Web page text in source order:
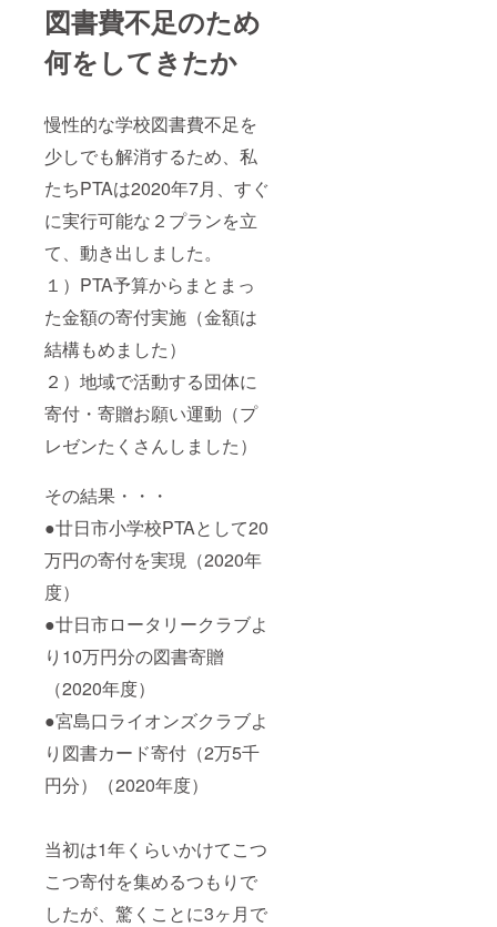
図書費不足のため
何をしてきたか
慢性的な学校図書費不足を
少しでも解消するため、私
たちPTAは2020年7月、すぐ
に実行可能な２プランを立
て、動き出しました。
１）PTA予算からまとまっ
た金額の寄付実施（金額は
結構もめました）
２）地域で活動する団体に
寄付・寄贈お願い運動（プ
レゼンたくさんしました）
その結果・・・
●廿日市小学校PTAとして20
万円の寄付を実現（2020年
度）
●廿日市ロータリークラブよ
り10万円分の図書寄贈
（2020年度）
●宮島口ライオンズクラブよ
り図書カード寄付（2万5千
円分）（2020年度）
当初は1年くらいかけてこつ
こつ寄付を集めるつもりで
したが、驚くことに3ヶ月で